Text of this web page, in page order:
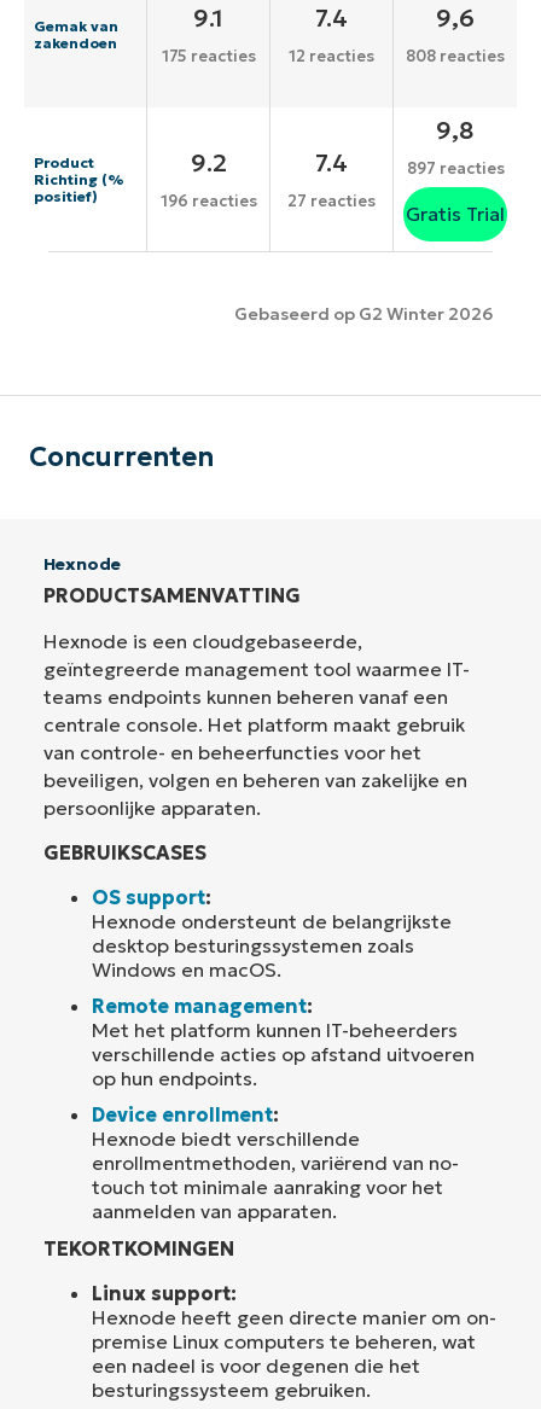
Gemak van
zakendoen
9.1
175 reacties
7.4
12 reacties
9,6
808 reacties
Product
Richting (%
positief)
9.2
196 reacties
7.4
27 reacties
9,8
897 reacties
Gratis Trial
Gebaseerd op G2 Winter 2026
Concurrenten
Hexnode
PRODUCTSAMENVATTING
Hexnode is een cloudgebaseerde,
geïntegreerde management tool waarmee IT-
teams endpoints kunnen beheren vanaf een
centrale console. Het platform maakt gebruik
van controle- en beheerfuncties voor het
beveiligen, volgen en beheren van zakelijke en
persoonlijke apparaten.
GEBRUIKSCASES
OS support:
Hexnode ondersteunt de belangrijkste
desktop besturingssystemen zoals
Windows en macOS.
Remote management:
Met het platform kunnen IT-beheerders
verschillende acties op afstand uitvoeren
op hun endpoints.
Device enrollment:
Hexnode biedt verschillende
enrollmentmethoden, variërend van no-
touch tot minimale aanraking voor het
aanmelden van apparaten.
TEKORTKOMINGEN
Linux support:
Hexnode heeft geen directe manier om on-
premise Linux computers te beheren, wat
een nadeel is voor degenen die het
besturingssysteem gebruiken.